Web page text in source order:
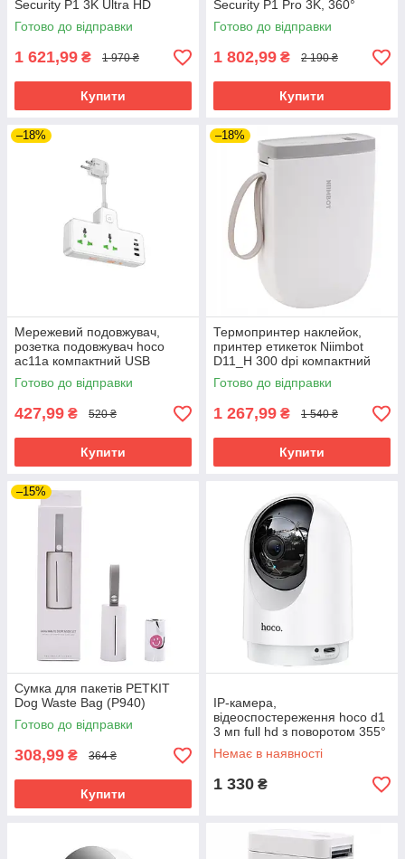
Security P1 3K Ultra HD
широкий кут огляду
Готово до відправки
1 621,99 ₴ 1 970 ₴
Купити
Security P1 Pro 3K, 360°
огляд
Готово до відправки
1 802,99 ₴ 2 190 ₴
Купити
–18%
Мережевий подовжувач,
розетка подовжувач hoco
ac11a компактний USB
зарядка
Готово до відправки
427,99 ₴ 520 ₴
Купити
–18%
Термопринтер наклейок,
принтер етикеток Niimbot
D11_H 300 dpi компактний
Готово до відправки
1 267,99 ₴ 1 540 ₴
Купити
–15%
Сумка для пакетів PETKIT
Dog Waste Bag (P940)
Готово до відправки
308,99 ₴ 364 ₴
Купити
IP-камера,
відеоспостереження hoco d1
3 мп full hd з поворотом 355°
Немає в наявності
1 330 ₴